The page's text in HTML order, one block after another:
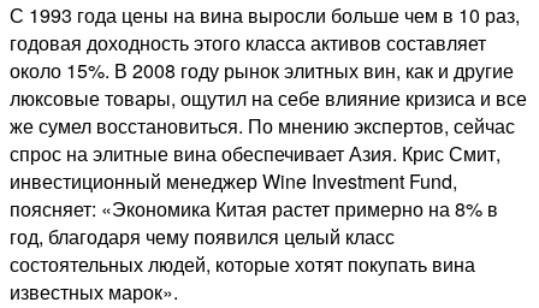
С 1993 года цены на вина выросли больше чем в 10 раз,
годовая доходность этого класса активов составляет
около 15%. В 2008 году рынок элитных вин, как и другие
люксовые товары, ощутил на себе влияние кризиса и все
же сумел восстановиться. По мнению экспертов, сейчас
спрос на элитные вина обеспечивает Азия. Крис Смит,
инвестиционный менеджер Wine Investment Fund,
поясняет: «Экономика Китая растет примерно на 8% в
год, благодаря чему появился целый класс
состоятельных людей, которые хотят покупать вина
известных марок».